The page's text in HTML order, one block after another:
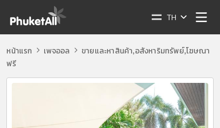
TH
หน้าแรก เพจออล ขายและหาสินค้า,อสังหาริมทรัพย์,โฆษณา
ฟรี